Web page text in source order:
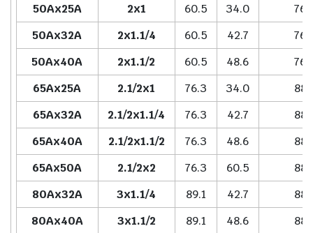
50Ax25A
2x1 60.5 34.0
50Ax32A
2x1.1/4 60.5 42.7
50Ax40A
2x1.1/2 60.5 48.6
65Ax25A
2.1/2x1 76.3 34.0
65Ax32A
2.1/2x1.1/4 76.3 42.7
65Ax40A
2.1/2x1.1/2 76.3 48.6
65Ax50A
2.1/2x2 76.3 60.5
80Ax32A
3x1.1/4 89.1 42.7
80Ax40A
3x1.1/2 89.1 48.6